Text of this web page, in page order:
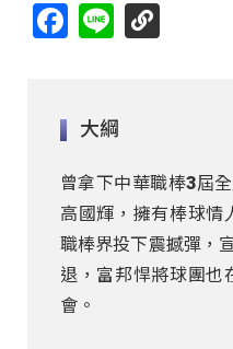
Facebook
Line
大綱
曾拿下中華職棒3屆
高國輝，擁有棒球情
職棒界投下震撼彈，
退，富邦悍將球團也
會。